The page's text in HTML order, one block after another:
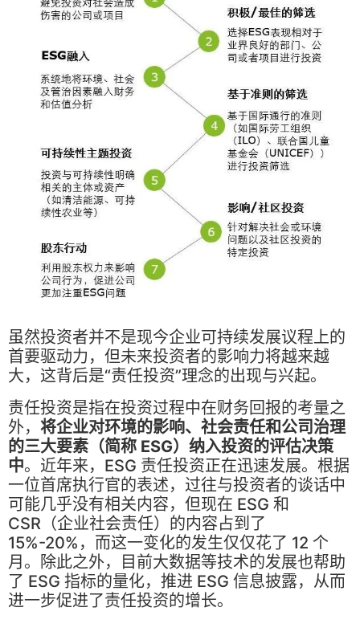
虽然投资者并不是现今企业可持续发展议程上的
首要驱动力，但未来投资者的影响力将越来越
大，这背后是“责任投资”理念的出现与兴起。
责任投资是指在投资过程中在财务回报的考量之
外， 将企业对环境的影响、社会责任和公司治理
的三大要素（简称 ESG）纳入投资的评估决策
中。近年来，ESG 责任投资正在迅速发展。根据
一位首席执行官的表述，过往与投资者的谈话中
可能几乎没有相关内容，但现在 ESG 和
CSR（企业社会责任）的内容占到了
15%-20%，而这一变化的发生仅仅花了 12 个
月。除此之外，目前大数据等技术的发展也帮助
了 ESG 指标的量化，推进 ESG 信息披露，从而
进一步促进了责任投资的增长。